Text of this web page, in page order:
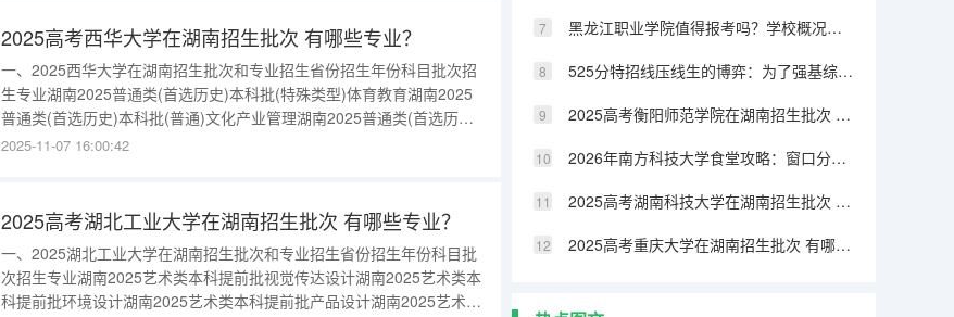
2025高考西华大学在湖南招生批次 有哪些专业？
一、2025西华大学在湖南招生批次和专业招生省份招生年份科目批次招
生专业湖南2025普通类(首选历史)本科批(特殊类型)体育教育湖南2025
普通类(首选历史)本科批(普通)文化产业管理湖南2025普通类(首选历史)
本科批(普通)翻译湖南2025普通类(首选历史)本科批(普通)本科预科班湖
2025-11-07 16:00:42
2025高考湖北工业大学在湖南招生批次 有哪些专业？
一、2025湖北工业大学在湖南招生批次和专业招生省份招生年份科目批
次招生专业湖南2025艺术类本科提前批视觉传达设计湖南2025艺术类本
科提前批环境设计湖南2025艺术类本科提前批产品设计湖南2025艺术类
黑龙江职业学院值得报考吗？学校概况、实训设施与录取线分析
525分特招线压线生的博弈：为了强基综评牺牲专业值不值
2025高考衡阳师范学院在湖南招生批次 有哪些专业？
2026年南方科技大学食堂攻略：窗口分布、特色菜品与营养搭配
2025高考湖南科技大学在湖南招生批次 有哪些专业？
2025高考重庆大学在湖南招生批次 有哪些专业？